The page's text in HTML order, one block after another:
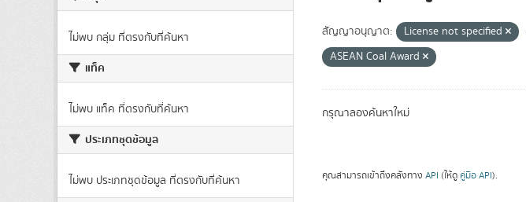
ไม่พบ กลุ่ม ที่ตรงกับที่ค้นหา
แท็ค
ไม่พบ แท็ค ที่ตรงกับที่ค้นหา
ประเภทชุดข้อมูล
ไม่พบ ประเภทชุดข้อมูล ที่ตรงกับที่ค้นหา
สัญญาอนุญาต: License not specified
ASEAN Coal Award
กรุณาลองค้นหาใหม่
คุณสามารถเข้าถึงคลังทาง API (ให้ดู คู่มือ API).